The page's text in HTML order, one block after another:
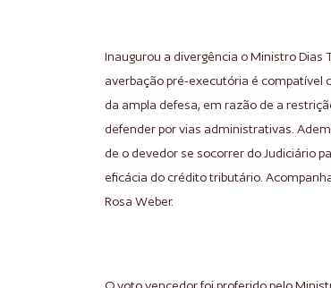
Inaugurou a divergência o Ministro
averbação pré-executória é compatível
da ampla defesa, em razão de a
defender por vias administrativas.
de o devedor se socorrer do Judiciário
eficácia do crédito tributário.
Rosa Weber.